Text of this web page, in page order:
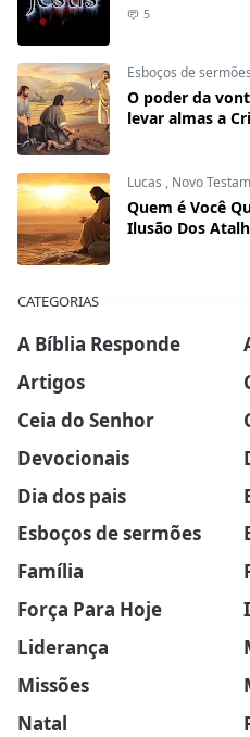
5
Esboços de sermões
O poder da
levar almas a
Lucas , Novo
Quem é Você
Ilusão Dos
CATEGORIAS
A Bíblia Responde
Artigos
Ceia do Senhor
Devocionais
Dia dos pais
Esboços de sermões
Família
Força Para Hoje
Liderança
Missões
Natal